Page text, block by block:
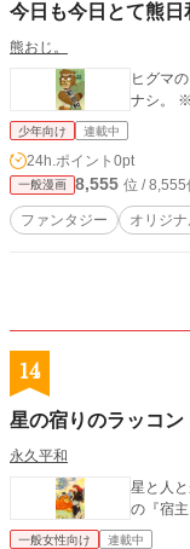
今日も今日とて熊
熊おじ。
ヒグマ
少年向け 連載中
24h.ポイント 0pt
一般漫画 8,555 位 / 8,555
ファンタジー オリジ
14
星の宿りのラッコン
永久平和
星と人
の『宿
一般女性向け 連載中